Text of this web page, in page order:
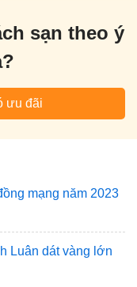
sạn theo ý
ưu đãi
mạng năm 2023
Luân dát vàng lớn